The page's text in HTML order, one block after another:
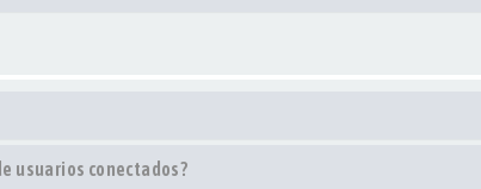
usuarios conectados?